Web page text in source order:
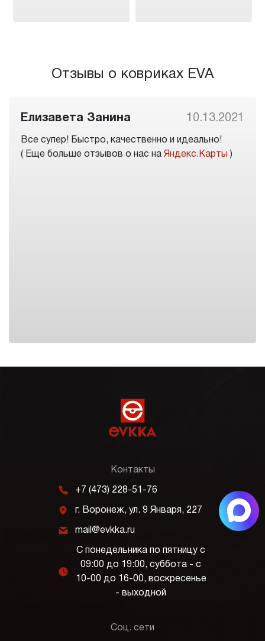
Отзывы о ковриках EVA
Елизавета Занина 10.13.2021
Все супер! Быстро, качественно и идеально!
( Еще больше отзывов о нас на Яндекс.Карты )
Контакты
m +7 (473) 228-51-76
j г. Воронеж, ул. 9 Января, 227
k mail@evkka.ru
l
С понедельника по пятницу с
09:00 до 19:00, суббота - с
10-00 до 16-00, воскресенье
- выходной
Соц. сети